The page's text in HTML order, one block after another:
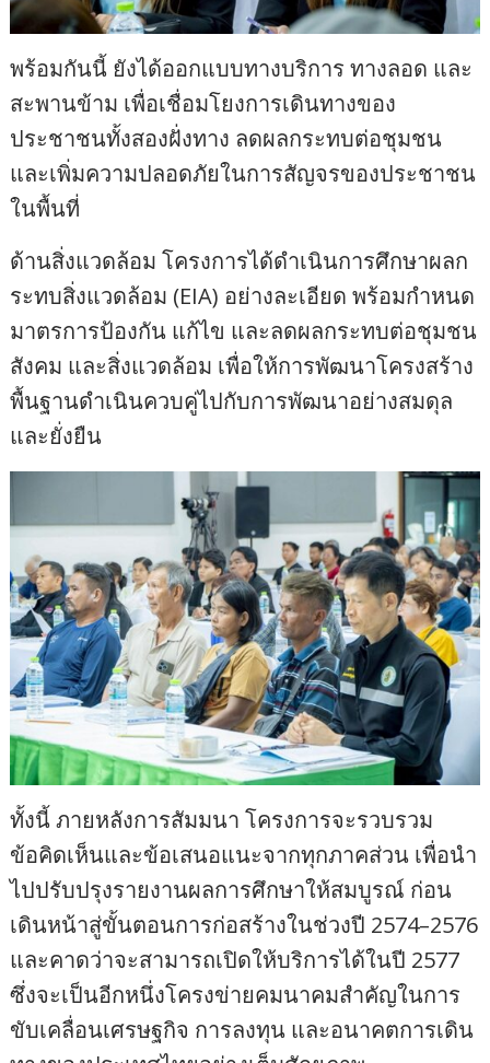
พร้อมกันนี้ ยังได้ออกแบบทางบริการ ทางลอด และ
สะพานข้าม เพื่อเชื่อมโยงการเดินทางของ
ประชาชนทั้งสองฝั่งทาง ลดผลกระทบต่อชุมชน
และเพิ่มความปลอดภัยในการสัญจรของประชาชน
ในพื้นที่
ด้านสิ่งแวดล้อม โครงการได้ดำเนินการศึกษาผลก
ระทบสิ่งแวดล้อม (EIA) อย่างละเอียด พร้อมกำหนด
มาตรการป้องกัน แก้ไข และลดผลกระทบต่อชุมชน
สังคม และสิ่งแวดล้อม เพื่อให้การพัฒนาโครงสร้าง
พื้นฐานดำเนินควบคู่ไปกับการพัฒนาอย่างสมดุล
และยั่งยืน
ทั้งนี้ ภายหลังการสัมมนา โครงการจะรวบรวม
ข้อคิดเห็นและข้อเสนอแนะจากทุกภาคส่วน เพื่อนำ
ไปปรับปรุงรายงานผลการศึกษาให้สมบูรณ์ ก่อน
เดินหน้าสู่ขั้นตอนการก่อสร้างในช่วงปี 2574–2576
และคาดว่าจะสามารถเปิดให้บริการได้ในปี 2577
ซึ่งจะเป็นอีกหนึ่งโครงข่ายคมนาคมสำคัญในการ
ขับเคลื่อนเศรษฐกิจ การลงทุน และอนาคตการเดิน